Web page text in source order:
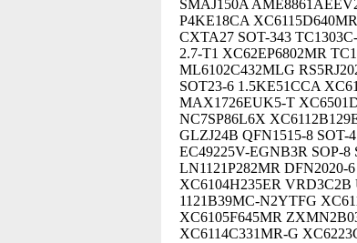
SMAJ150A
P4KE18CA
CXTA27 SOT-343
2.7-T1 XC62EP6802MR
ML6102C432MLG
SOT23-6 1.5KE51CCA
MAX1726EUK5-T
NC7SP86L6X
GLZJ24B QFN1515-8
EC49225V-EGNB3R SOP-
LN1121P282MR DFN2020-
XC6104H235ER
1121B39MC-N2YTFG
XC6105F645MR
XC6114C331MR-G